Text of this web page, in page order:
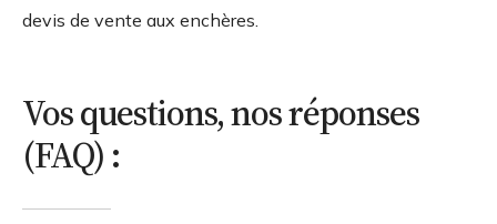
devis de vente aux enchères.
Vos questions, nos réponses
(FAQ) :